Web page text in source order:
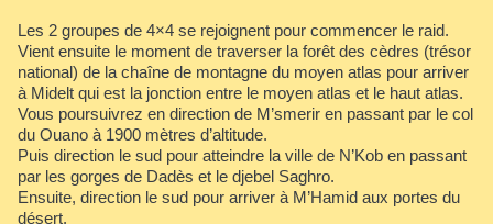
Les 2 groupes de 4×4 se rejoignent pour commencer le raid.
Vient ensuite le moment de traverser la forêt des cèdres (trésor
national) de la chaîne de montagne du moyen atlas pour arriver
à Midelt qui est la jonction entre le moyen atlas et le haut atlas.
Vous poursuivrez en direction de M’smerir en passant par le col
du Ouano à 1900 mètres d’altitude.
Puis direction le sud pour atteindre la ville de N’Kob en passant
par les gorges de Dadès et le djebel Saghro.
Ensuite, direction le sud pour arriver à M’Hamid aux portes du
désert.